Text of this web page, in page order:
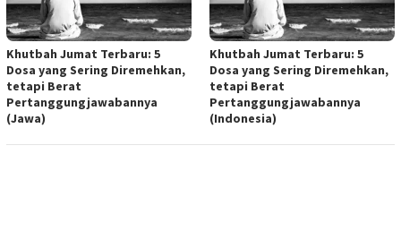
Khutbah Jumat Terbaru: 5
Dosa yang Sering Diremehkan,
tetapi Berat
Pertanggungjawabannya
(Jawa)
Khutbah Jumat Terbaru: 5
Dosa yang Sering Diremehkan,
tetapi Berat
Pertanggungjawabannya
(Indonesia)